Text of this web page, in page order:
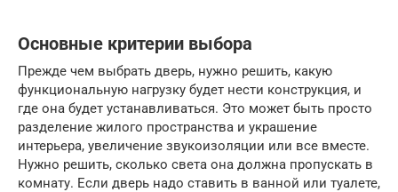
Основные критерии выбора
Прежде чем выбрать дверь, нужно решить, какую
функциональную нагрузку будет нести конструкция, и
где она будет устанавливаться. Это может быть просто
разделение жилого пространства и украшение
интерьера, увеличение звукоизоляции или все вместе.
Нужно решить, сколько света она должна пропускать в
комнату. Если дверь надо ставить в ванной или туалете,